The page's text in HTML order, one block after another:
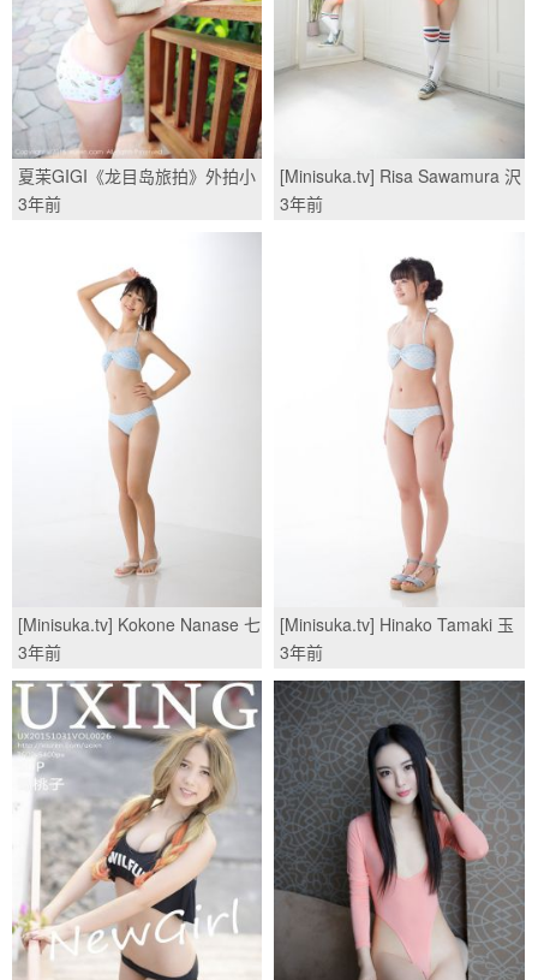
夏茉GIGI《龙目岛旅拍》外拍小
清新系列 [秀人网XiuRen]
No.483/(53P)
3年前
[Minisuka.tv] Risa Sawamura 沢
村りさ - Limited Gallery
10.2/(35P)
3年前
[Minisuka.tv] Kokone Nanase 七
瀬ここね - Secret Gallery
03/(60P)
3年前
[Minisuka.tv] Hinako Tamaki 玉
城ひなこ - Regular Gallery
2.3/(50P)
3年前